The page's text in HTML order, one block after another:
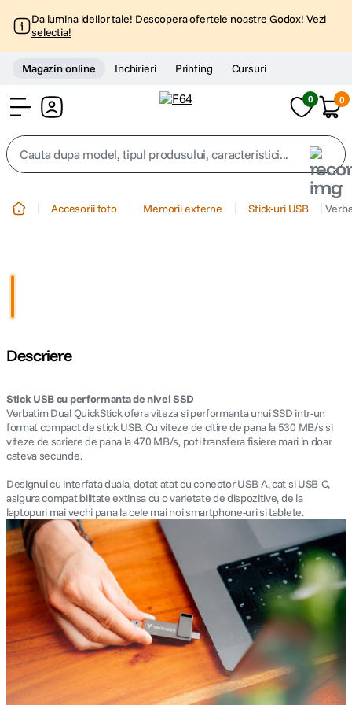
Da lumina ideilor tale! Descopera ofertele noastre Godox! Vezi
selectia!
Magazin online Inchirieri Printing Cursuri
0 0
Cauta dupa model, tipul produsului, caracteristici...
6. lavaliera
7. card memorie
8. ulanzi
insta 360
. godox
Accesorii foto Memorii externe Stick-uri USB
Descriere
Stick USB cu performanta de nivel SSD
Verbatim Dual QuickStick ofera viteza si performanta unui SSD intr-un
format compact de stick USB. Cu viteze de citire de pana la 530 MB/s si
viteze de scriere de pana la 470 MB/s, poti transfera fisiere mari in doar
cateva secunde.
Designul cu interfata duala, dotat atat cu conector USB-A, cat si USB-C,
asigura compatibilitate extinsa cu o varietate de dispozitive, de la
laptopuri mai vechi pana la cele mai noi smartphone-uri si tablete.